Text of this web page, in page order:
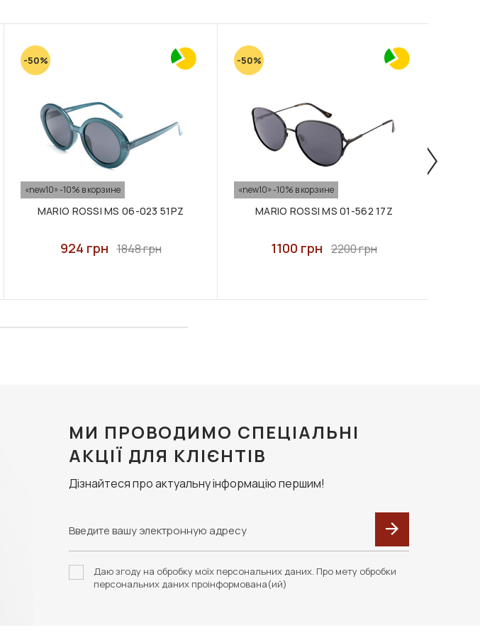
-50%
«new10» -10% в корзине
MARIO ROSSI MS 06-023 51PZ
924 грн 1848 грн
-50%
«new10» -10% в корзине
MARIO ROSSI MS 01-562 17Z
1100 грн 2200 грн
МИ ПРОВОДИМО СПЕЦІАЛЬНІ
АКЦІЇ ДЛЯ КЛІЄНТІВ
Дізнайтеся про актуальну інформацію першим!
Даю згоду на обробку моїх персональних даних. Про мету обробки
персональних даних проінформована(ий)